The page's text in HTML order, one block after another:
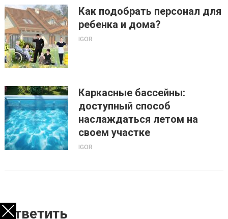
Как подобрать персонал для
ребенка и дома?
IGOR
Каркасные бассейны:
доступный способ
наслаждаться летом на
своем участке
IGOR
Ответить